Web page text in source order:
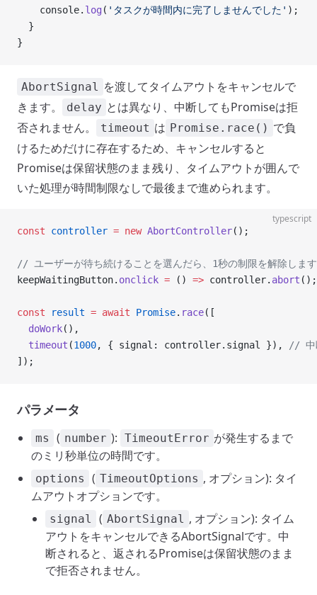
    console.
log ( 'タスクが時間内に完了しませんでした' );
  }
}
AbortSignal を渡してタイムアウトをキャンセルで
きます。
delay とは異なり、中断してもPromiseは拒
否されません。
timeout は Promise.race() で負
けるためだけに存在するため、キャンセルすると
Promiseは保留状態のまま残り、タイムアウトが囲んで
いた処理が時間制限なしで最後まで進められます。
typescript
const controller = new AbortController();
// ユーザーが待ち続けることを選んだら、1秒の制限を解除しま
keepWaitingButton. onclick = () => controller. abort ();
const result = await Promise. race([
  doWork
(),
  timeout
(1000, { signal: controller.signal }),
// 中
]);
パラメータ
ms ( number ): TimeoutError が発生するまで
のミリ秒単位の時間です。
options ( TimeoutOptions , オプション): タイ
ムアウトオプションです。
signal ( AbortSignal , オプション): タイム
アウトをキャンセルできるAbortSignalです。中
断されると、返されるPromiseは保留状態のまま
で拒否されません。